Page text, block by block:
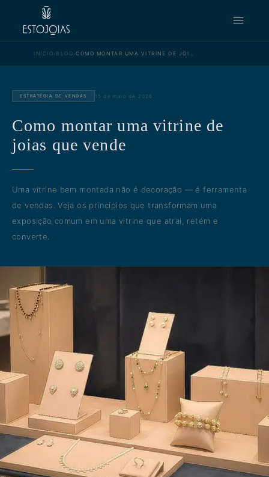
INÍCIO › BLOG › COMO MONTAR UMA VITRINE DE JOIAS QUE VENDE
ESTRATÉGIA DE VENDAS 15 de maio de 2026
Como montar uma vitrine de
joias que vende
Uma vitrine bem montada não é decoração — é ferramenta
de vendas. Veja os princípios que transformam uma
exposição comum em uma vitrine que atrai, retém e
converte.